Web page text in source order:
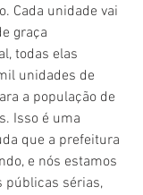
Cada unidade vai
graça
todas elas
unidades de
a população de
Isso é uma
que a prefeitura
e nós estamos
públicas sérias,